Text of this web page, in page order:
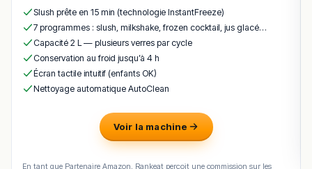
La carte met également en avant des pâtes fraîches, des
risottos crémeux, des antipasti à partager et quelques
spécialités de la maison selon la saison.
Les portions sont généralement copieuses, avec une
cuisine qui privilégie la simplicité des recettes, la
Les desserts maison, et notamment les grands
classiques italiens, prolongent le repas sur une note
gourmande qui donne envie de revenir.
Slush prête en 15 min (technologie InstantFreeze)
7 programmes : slush, milkshake, frozen cocktail, jus glacé…
Capacité 2 L — plusieurs verres par cycle
Conservation au froid jusqu’à 4 h
Écran tactile intuitif (enfants OK)
Nettoyage automatique AutoClean
Voir la machine
En tant que Partenaire Amazon, Rankeat perçoit une commission sur les